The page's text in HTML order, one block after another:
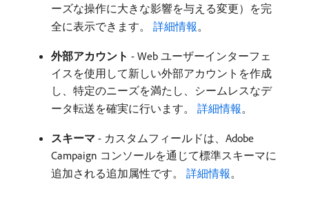
ーズな操作に大きな影響を与える変更）を完
全に表示できます。 詳細情報 。
外部アカウント - Web ユーザーインターフェ
イスを使用して新しい外部アカウントを作成
し、特定のニーズを満たし、シームレスなデ
ータ転送を確実に行います。 詳細情報 。
スキーマ - カスタムフィールドは、Adobe
Campaign コンソールを通じて標準スキーマに
追加される追加属性です。 詳細情報 。